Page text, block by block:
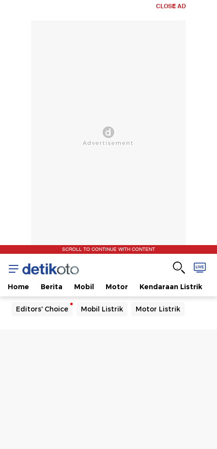
CLOSE AD
SCROLL TO CONTINUE WITH CONTENT
Home Berita Mobil Motor Kendaraan Listrik
Editors' Choice Mobil Listrik Motor Listrik